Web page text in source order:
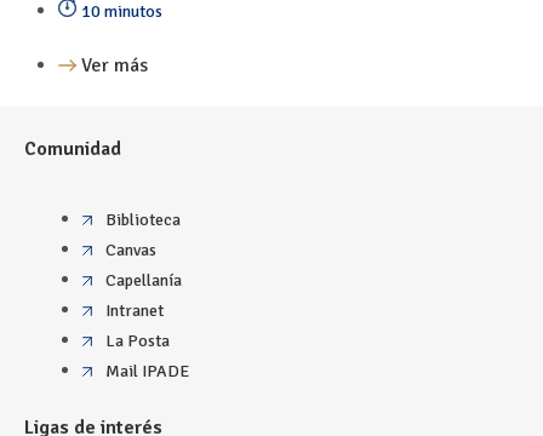
10 minutos
Ver más
Comunidad
Biblioteca
Canvas
Capellanía
Intranet
La Posta
Mail IPADE
Ligas de interés